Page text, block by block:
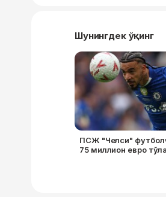
Шунингдек ўқинг
ПСЖ "Челси"
75 миллион евро